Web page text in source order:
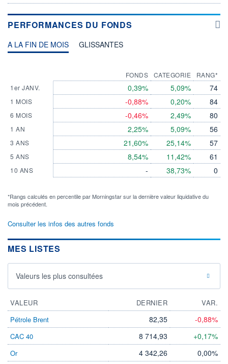
PERFORMANCES DU FONDS
A LA FIN DE MOIS GLISSANTES
1er JANV.
1 MOIS
6 MOIS
1 AN
3 ANS
5 ANS
10 ANS
FONDS
0,39%
-0,88%
-0,46%
2,25%
21,60%
8,54%
-
CATEGORIE
5,09%
0,20%
2,49%
5,09%
25,14%
11,42%
38,73%
RANG*
74
84
80
56
57
61
0
*Rangs calculés en percentile par Morningstar sur la dernière valeur liquidative du
mois précédent.
Consulter les infos des autres fonds
MES LISTES
Valeurs les plus consultées
VALEUR DERNIER
VAR.
Pétrole Brent
82,35 -0,88%
CAC 40 8 714,93 +0,17%
Or 4 342,26 0,00%